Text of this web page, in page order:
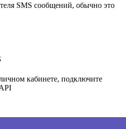
SMS сообщений, обычно это
кабинете, подключите